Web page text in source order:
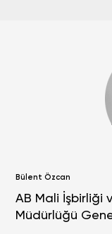
Bülent Özcan
AB Mali İşbirliği
Müdürlüğü